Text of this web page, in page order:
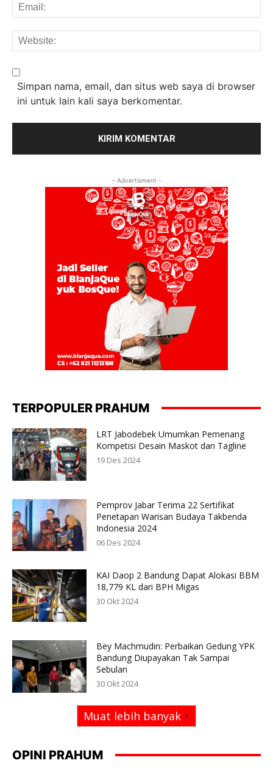
Simpan nama, email, dan situs web saya di browser
ini untuk lain kali saya berkomentar.
- Advertisment -
TERPOPULER PRAHUM
LRT Jabodebek Umumkan Pemenang
Kompetisi Desain Maskot dan Tagline
19 Des 2024
Pemprov Jabar Terima 22 Sertifikat
Penetapan Warisan Budaya Takbenda
Indonesia 2024
06 Des 2024
KAI Daop 2 Bandung Dapat Alokasi BBM
18,779 KL dari BPH Migas
30 Okt 2024
Bey Machmudin: Perbaikan Gedung YPK
Bandung Diupayakan Tak Sampai
Sebulan
30 Okt 2024
Muat lebih banyak
OPINI PRAHUM